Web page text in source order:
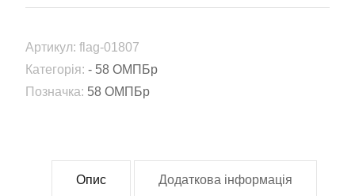
батальйон
складі
58
ОМПБр
01807)
кількість
Артикул: flag-01807
Категорія: - 58 ОМПБр
Позначка: 58 ОМПБр
Опис Додаткова інформація